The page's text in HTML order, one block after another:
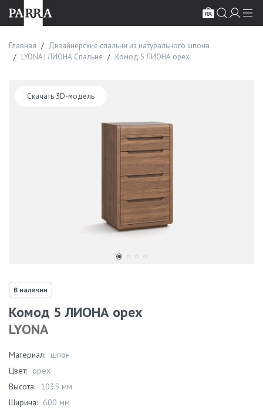
Главная
Дизайнерские спальни из натурального шпона
LYONA | ЛИОНА Спальня
Комод 5 ЛИОНА орех
Скачать 3D-модель
В наличии
Комод 5 ЛИОНА орех
LYONA
Материал: шпон
Цвет: орех
Высота: 1035 мм
Ширина: 600 мм